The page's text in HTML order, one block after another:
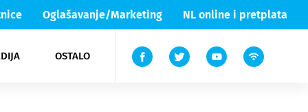
Oglašavanje/Marketing NL online i pretplata
OSTALO
Lika & Senj
TV